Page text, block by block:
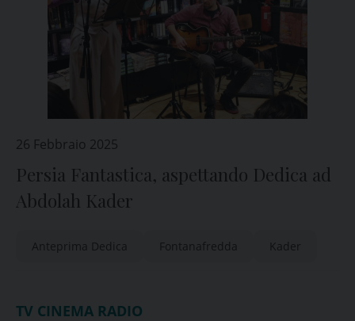
26 Febbraio 2025
Persia Fantastica, aspettando Dedica ad
Abdolah Kader
Anteprima Dedica Fontanafredda Kader
TV CINEMA RADIO